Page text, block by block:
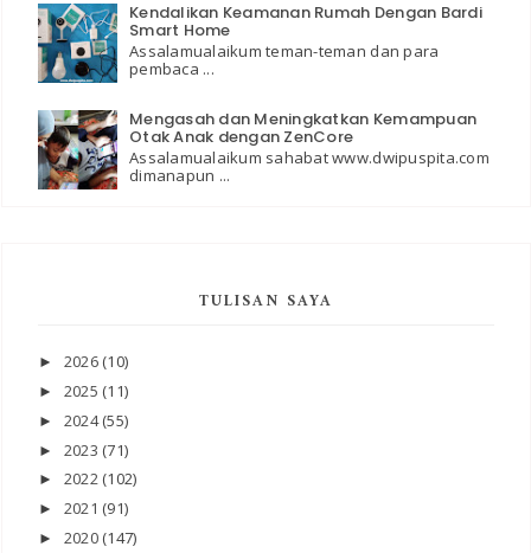
Kendalikan Keamanan Rumah Dengan Bardi
Smart Home
Assalamualaikum teman-teman dan para
pembaca ...
Mengasah dan Meningkatkan Kemampuan
Otak Anak dengan ZenCore
Assalamualaikum sahabat www.dwipuspita.com
dimanapun ...
TULISAN SAYA
► 2026 (10)
► 2025 (11)
► 2024(55)
► 2023 (71)
► 2022 (102)
► 2021 (91)
► 2020 (147)